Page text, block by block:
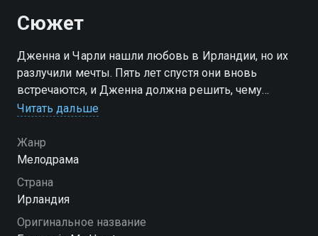
Сюжет
Дженна и Чарли нашли любовь в Ирландии, но их
разлучили мечты. Пять лет спустя они вновь
встречаются, и Дженна должна решить, чему
принадлежит ее сердце - дому или Изумрудному
Читать дальше
Жанр
Мелодрама
Страна
Ирландия
Оригинальное название